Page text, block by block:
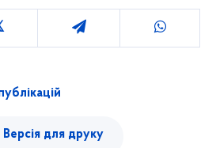
Версія для друку